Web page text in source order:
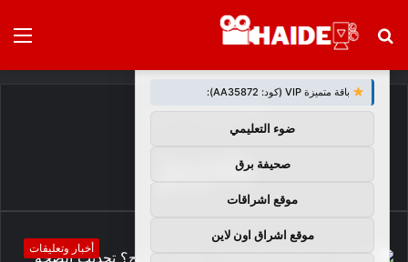
بحث
الرئيسية/بادريج
بادريج
أخبار وتعليقات
توصيات :
باقة متميزة VIP (كود: AA35872):
ضوء التعليمي
صحيفة برق
موقع اشراقات
موقع اشراق اون لاين